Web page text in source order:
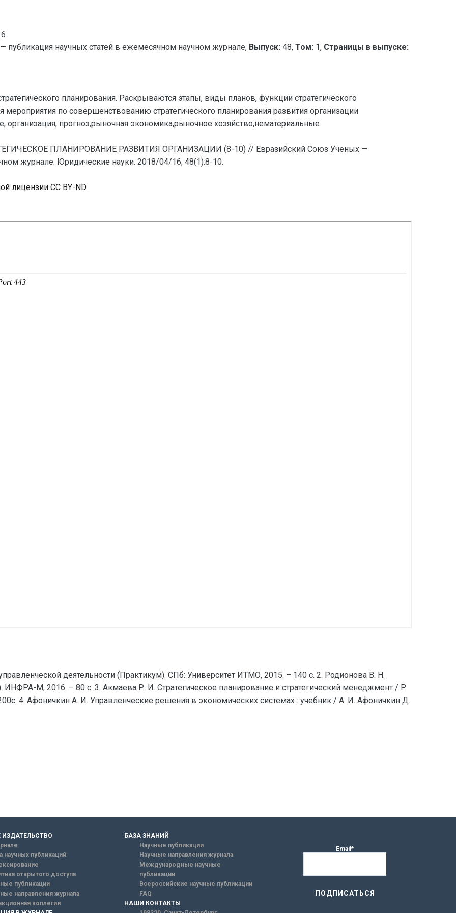
публикация научных статей в ежемесячном научном журнале, Выпуск: 48, Том: 1, Страницы в выпуске:
планирования. Раскрываются этапы, виды планов, функции стратегического
мероприятия по совершенствованию стратегического планирования развития организации
организация, прогноз,рыночная экономика,рыночное хозяйство,нематериальные
ПЛАНИРОВАНИЕ РАЗВИТИЯ ОРГАНИЗАЦИИ (8-10) // Евразийский Союз Ученых —
журнале. Юридические науки. 2018/04/16; 48(1):8-10.
лицензии CC BY-ND
деятельности (Практикум). СПб: Университет ИТМО, 2015. – 140 с. 2. Родионова В. Н.
М, 2016. – 80 с. 3. Акмаева Р. И. Стратегическое планирование и стратегический менеджмент / Р.
4. Афоничкин А. И. Управленческие решения в экономических системах : учебник / А. И. Афоничкин Д.
ИЗДАТЕЛЬСТВО
научных публикаций
открытого доступа
публикации
направления журнала
коллегия
БАЗА ЗНАНИЙ
Научные публикации
Научные направления журнала
Международные научные
публикации
Всероссийские научные публикации
FAQ
НАШИ КОНТАКТЫ
Email*